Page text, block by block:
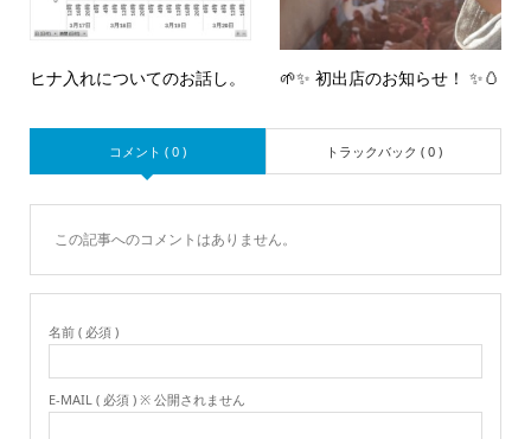
ヒナ入れについてのお話し。 🌱✨ 初出店のお知らせ！ ✨🥚
コメント ( 0 ) トラックバック ( 0 )
この記事へのコメントはありません。
名前 ( 必須 )
E-MAIL ( 必須 ) ※ 公開されません